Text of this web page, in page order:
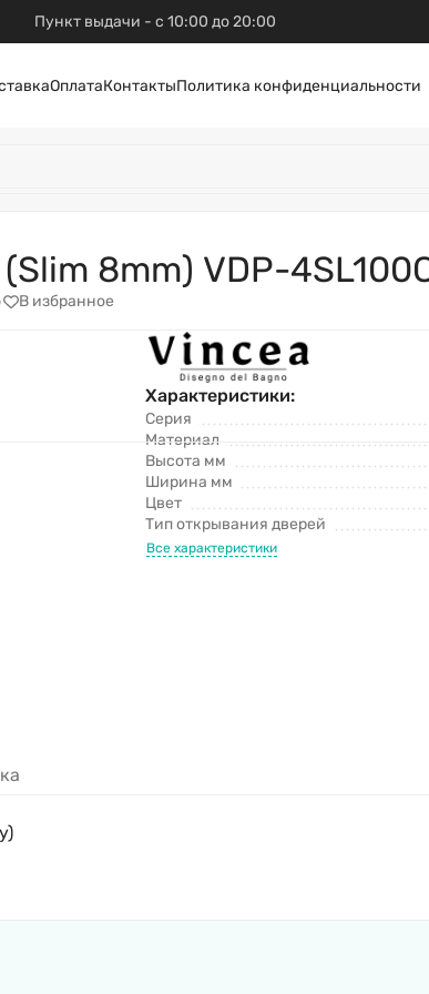
Пункт выдачи - с 10:00 до 20:00
ОплатаКонтактыПолитика конфиденциальности
8mm) VDP-
В избранное
Характеристики:
Серия
Материал
Высота мм
Ширина мм
Цвет
Тип открывания дверей
Все характеристики